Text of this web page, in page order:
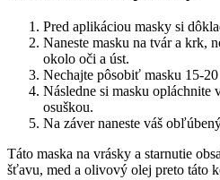
Pred aplikáciou masky si
Naneste masku na tvár a krk,
okolo oči a úst.
Nechajte pôsobiť masku 15-
Následne si masku opláchnite
osuškou.
Na záver naneste váš
Táto maska na vrásky a starnutie
šťavu, med a olivový olej preto táto